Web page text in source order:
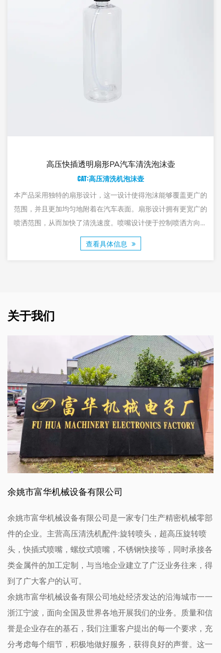
汽车清洗泡沫壶
计使得泡沫能够覆盖更广的
面。扇形设计拥有更宽广的
嘴设计便于控制喷洒方向和
要清洁的区域，减少了清洗
高压PA泡沫大口壶的大口设计让
将洗涤剂注入罐内，并且该产品
耐腐蚀性
关于我们
余姚市富华机械设备有限公司
余姚市富华机械设备有限公司是一家专门生产精密机械零部
件的企业。主营高压清洗机配件:旋转喷头，超高压旋转喷
头，快插式喷嘴，螺纹式喷嘴，不锈钢快接等，同时承接各
类金属件的加工定制，与当地企业建立了广泛业务往来，得
到了广大客户的认可。
余姚市富华机械设备有限公司地处经济发达的沿海城市一一
浙江宁波，面向全国及世界各地开展我们的业务。质量和信
誉是企业存在的基石，我们注重客户提出的每一个要求，充
分考虑每个细节，积极地做好服务，获得良好的声誉。这一